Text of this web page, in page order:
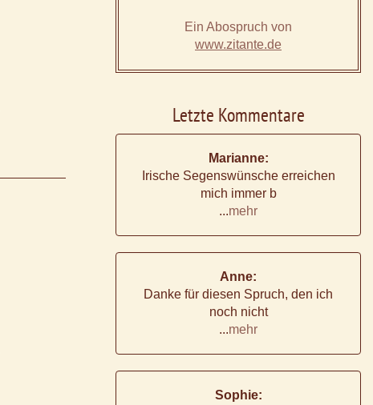
Ein Abospruch von
www.zitante.de
Letzte Kommentare
Marianne:
Irische Segenswünsche erreichen
mich immer b
...mehr
Anne:
Danke für diesen Spruch, den ich
noch nicht
...mehr
Sophie: